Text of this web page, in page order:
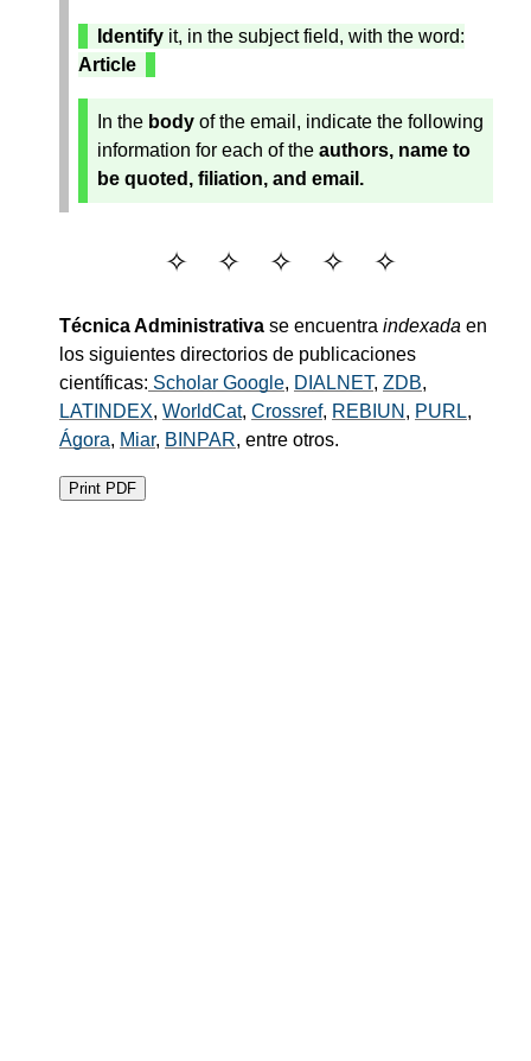
Identify it, in the subject field, with the word:
Article
In the body of the email, indicate the following
information for each of the authors, name to
be quoted, filiation, and email.
Técnica Administrativa se encuentra indexada en
los siguientes directorios de publicaciones
científicas: Scholar Google, DIALNET, ZDB,
LATINDEX, WorldCat, Crossref, REBIUN , PURL,
Ágora, Miar, BINPAR, entre otros.
Print PDF